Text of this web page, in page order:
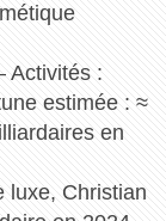
Activités :
estimée : ≈
en
luxe, Christian